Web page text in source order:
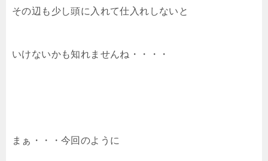
その辺も少し頭に入れて仕入れしないと
いけないかも知れませんね・・・・
まぁ・・・今回のように